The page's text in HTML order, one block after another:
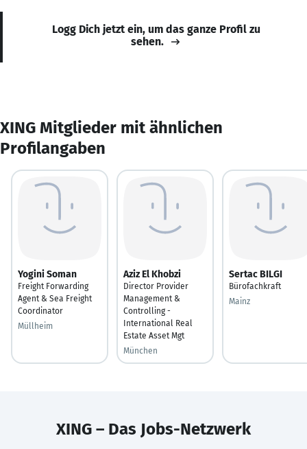
Logg Dich jetzt ein, um das ganze Profil zu
sehen.
XING Mitglieder mit ähnlichen
Profilangaben
Yogini Soman
Freight Forwarding
Agent & Sea Freight
Coordinator
Müllheim
Aziz El Khobzi
Director Provider
Management &
Controlling -
International Real
Estate Asset Mgt
München
Sertac BILGI
Bürofachkraft
Mainz
XING – Das Jobs-Netzwerk